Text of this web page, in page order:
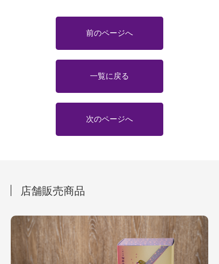
前のページへ
一覧に戻る
次のページへ
店舗販売商品